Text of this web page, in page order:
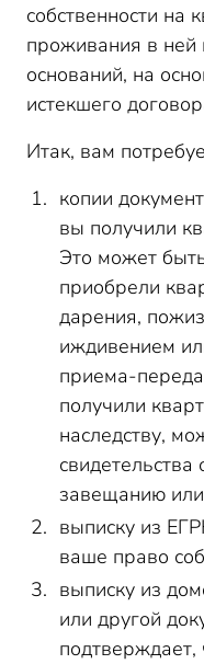
собственности на
проживания в ней
оснований, на
истекшего
Итак, вам
копии
вы получили
Это может
приобрели
дарения,
иждивением
приема-
получили
наследству,
завещанию
выписку из
ваше право
выписку из
или другой
подтверждает,